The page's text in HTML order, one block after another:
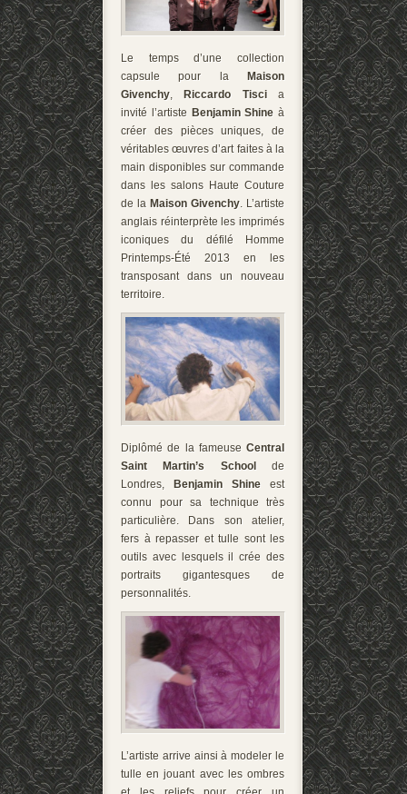
Le temps d’une collection
capsule pour la
Maison
Givenchy, Riccardo Tiscia
invité l’artiste Benjamin Shine à
créer des pièces uniques, de
véritables œuvres d’art faites à la
main disponibles sur commande
dans les salons Haute Couture
de la Maison Givenchy. L’artiste
anglais réinterprète les imprimés
iconiques du défilé Homme
Printemps-Été 2013 en les
transposant dans un nouveau
territoire.
Diplômé de la fameuse Central
Saint Martin’s Schoolde
Londres, Benjamin Shine est
connu pour sa technique très
particulière. Dans son atelier,
fers à repasser et tulle sont les
outils avec lesquels il crée des
portraits gigantesques de
personnalités.
L’artiste arrive ainsi à modeler le
tulle en jouant avec les ombres